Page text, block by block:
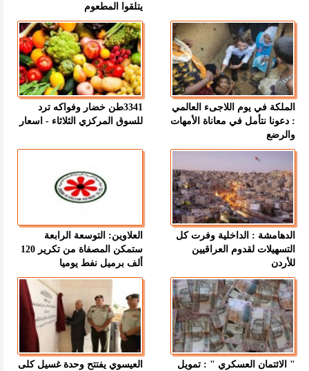
يتلقوا المطعوم
الملكة في يوم اللاجىء العالمي
: دعونا نتأمل في معاناة الأمهات
والرضع
3341طن خضار وفواكه ترد
للسوق المركزي الثلاثاء - اسعار
الدهامشة : الداخلية وفرت كل
التسهيلات لقدوم العراقيين
للأردن
العلاوين: التوسعة الرابعة
ستمكن المصفاة من تكرير 120
ألف برميل نفط يوميا
" الائتمان العسكري " : تمويل العيسوي يفتتح وحدة غسيل كلى